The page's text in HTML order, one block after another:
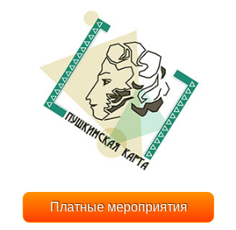
Платные мероприятия